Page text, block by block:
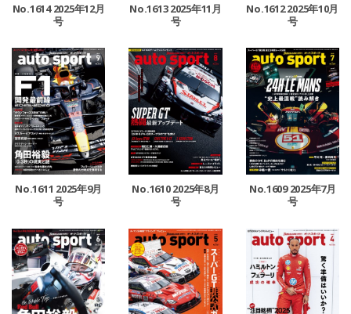
No.1614 2025年12月
号
No.1613 2025年11月
号
No.1612 2025年10月
号
No.1611 2025年9月
号
No.1610 2025年8月
号
No.1609 2025年7月
号